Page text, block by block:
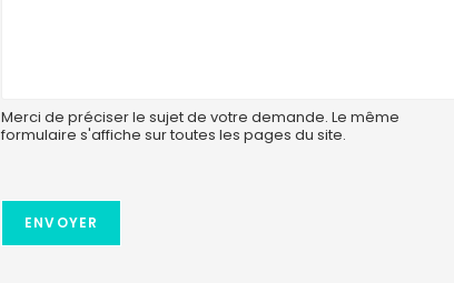
Merci de préciser le sujet de votre demande. Le même
formulaire s'affiche sur toutes les pages du site.
ENVOYER